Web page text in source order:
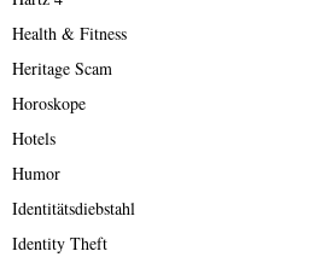
Health & Fitness
Heritage Scam
Horoskope
Hotels
Humor
Identitätsdiebstahl
Identity Theft